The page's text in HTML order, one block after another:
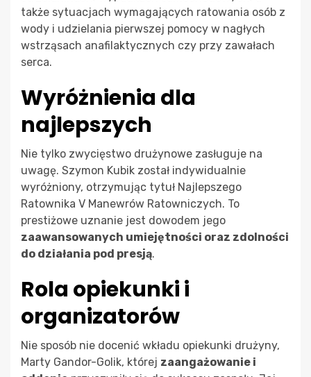
także sytuacjach wymagających ratowania osób z
wody i udzielania pierwszej pomocy w nagłych
wstrząsach anafilaktycznych czy przy zawałach
serca.
Wyróżnienia dla
najlepszych
Nie tylko zwycięstwo drużynowe zasługuje na
uwagę. Szymon Kubik został indywidualnie
wyróżniony, otrzymując tytuł Najlepszego
Ratownika V Manewrów Ratowniczych. To
prestiżowe uznanie jest dowodem jego
zaawansowanych umiejętności oraz zdolności
do działania pod presją.
Rola opiekunki i
organizatorów
Nie sposób nie docenić wkładu opiekunki drużyny,
Marty Gandor-Golik, której zaangażowanie i